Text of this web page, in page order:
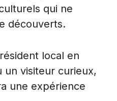
qui ne
découverts.
local en
un visiteur curieux,
une expérience